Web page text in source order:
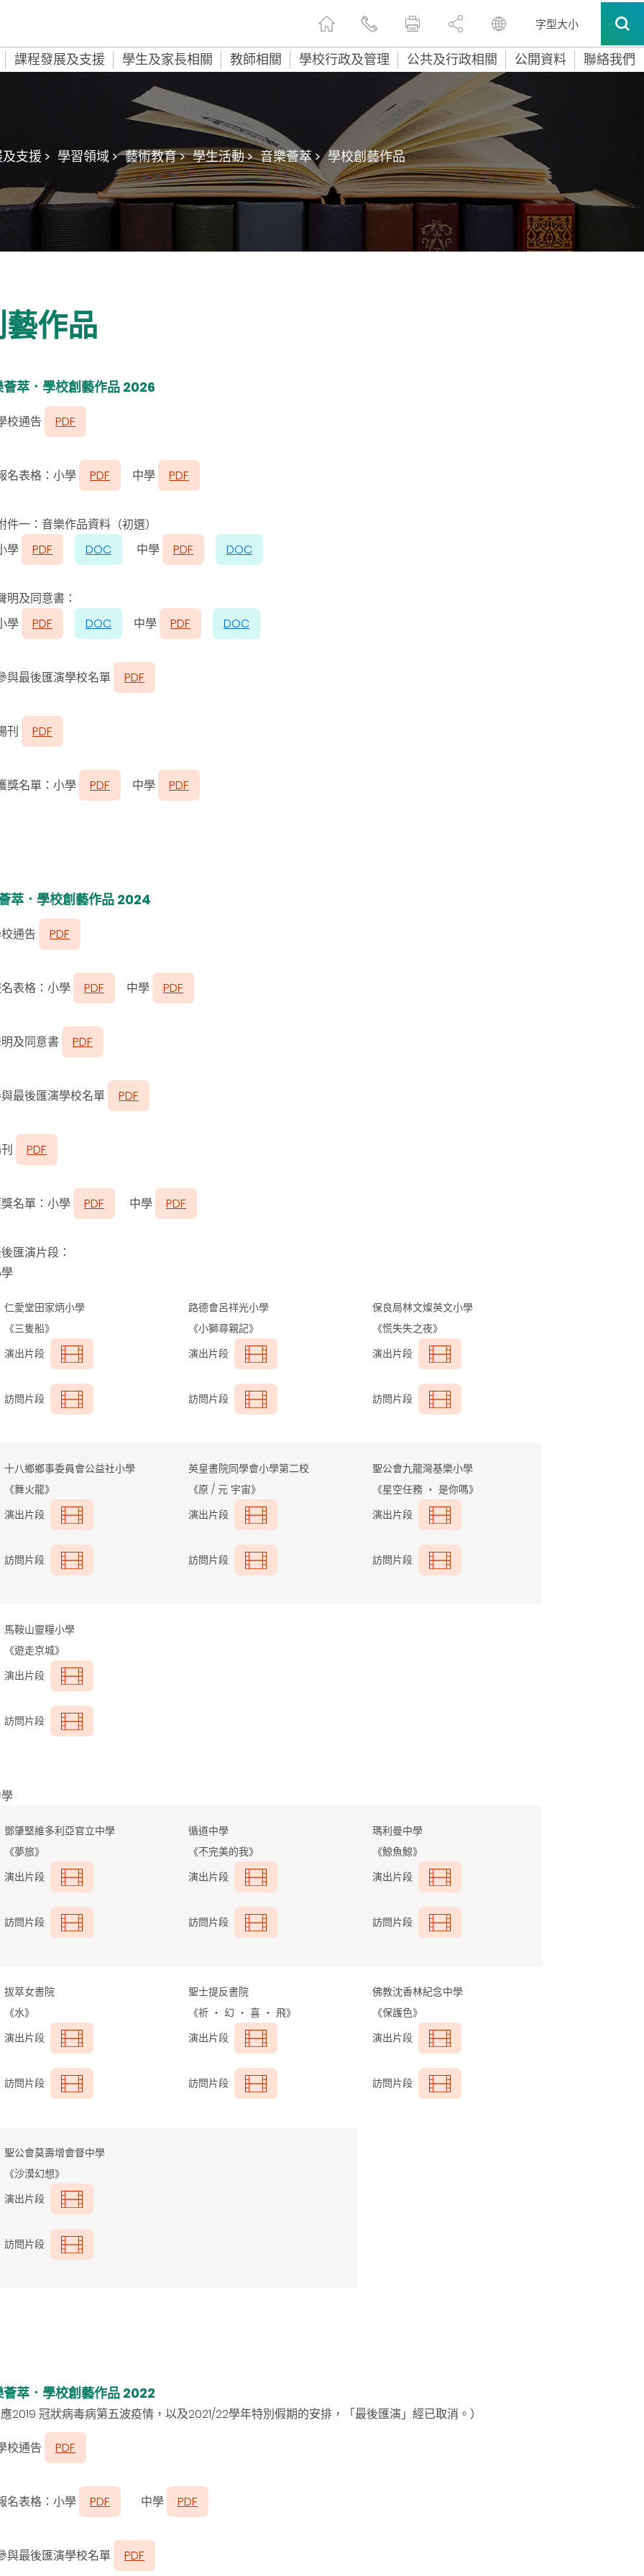
字型大小
課程發展及支援 學生及家長相關 教師相關 學校行政及管理 公共及行政相關 公開資料 聯絡我們
支援 > 學習領域 > 藝術教育 > 學生活動 > 音樂薈萃 > 學校創藝作品
作品
薈萃．學校創藝作品 2026
校通告 PDF
名表格：小學 PDF 中學 PDF
件一：音樂作品資料（初選）
學
PDF DOC 中學 PDF DOC
明及同意書：
學
PDF DOC 中學 PDF DOC
與最後匯演學校名單 PDF
刊 PDF
獎名單：小學 PDF 中學 PDF
萃．學校創藝作品 2024
通告 PDF
表格：小學 PDF 中學 PDF
及同意書 PDF
最後匯演學校名單 PDF
PDF
名單：小學 PDF 中學 PDF
匯演片段 ：
仁愛堂田家炳小學
《三隻船》
演出片段
訪問片段
路德會呂祥光小學
《小獅尋親記》
演出片段
訪問片段
保良局林文燦英文小學
《慌失失之夜》
演出片段
訪問片段
十八鄉鄉事委員會公益社小學
《舞火龍》
演出片段
訪問片段
英皇書院同學會小學第二校
《原 / 元 宇宙》
演出片段
訪問片段
聖公會九龍灣基樂小學
《星空任務 ‧ 是你嗎》
演出片段
訪問片段
馬鞍山靈糧小學
《遊走京城》
演出片段
訪問片段
鄧肇堅維多利亞官立中學
《夢旅》
演出片段
訪問片段
循道中學
《不完美的我》
演出片段
訪問片段
瑪利曼中學
《鯨魚鯨》
演出片段
訪問片段
拔萃女書院
《水》
演出片段
訪問片段
聖士提反書院
《祈 ‧ 幻 ‧ 喜 ‧ 飛》
演出片段
訪問片段
佛教沈香林紀念中學
《保護色》
演出片段
訪問片段
聖公會莫壽增會督中學
《沙漠幻想》
演出片段
訪問片段
薈萃．學校創藝作品 2022
2019 冠狀病毒病第五波疫情，以及2021/22學年特別假期的安排，「最後匯演」經已取消。 ）
校通告 PDF
名表格：小學 PDF 中學 PDF
與最後匯演學校名單 PDF